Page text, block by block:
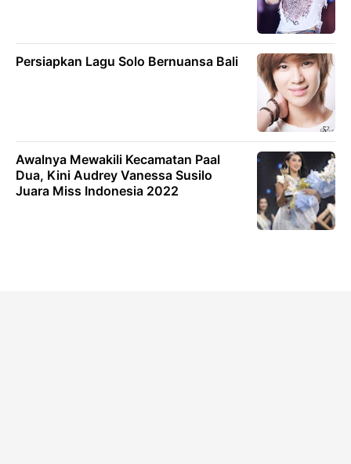
Persiapkan Lagu Solo Bernuansa Bali
Awalnya Mewakili Kecamatan Paal
Dua, Kini Audrey Vanessa Susilo
Juara Miss Indonesia 2022